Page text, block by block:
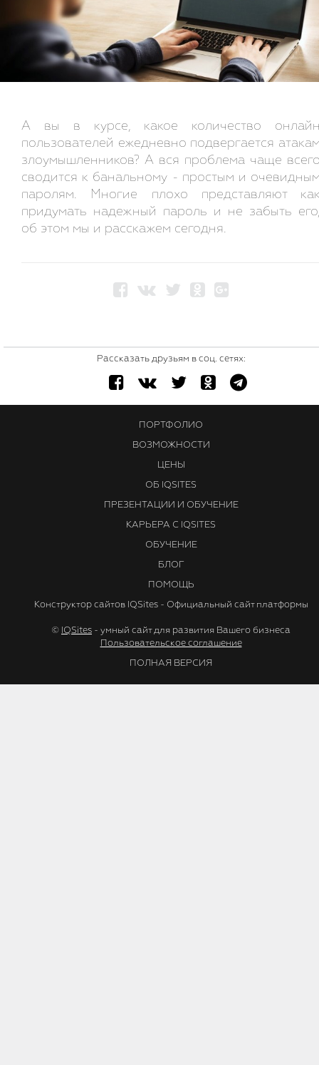
А вы в курсе, какое количество
пользователей ежедневно подвергается
злоумышленников? А вся проблема чаще
сводится к банальному - простым и
паролям. Многие плохо представляют
придумать надежный пароль и не забыть
об этом мы и расскажем сегодня.
Рассказать друзьям в соц. сетях:
ПОРТФОЛИО
ВОЗМОЖНОСТИ
ЦЕНЫ
ОБ IQSITES
ПРЕЗЕНТАЦИИ И ОБУЧЕНИЕ
КАРЬЕРА С IQSITES
ОБУЧЕНИЕ
БЛОГ
ПОМОЩЬ
Конструктор сайтов IQSites - Официальный сайт платформы
© IQSites - умный сайт для развития Вашего бизнеса
Пользовательское соглашение
ПОЛНАЯ ВЕРСИЯ